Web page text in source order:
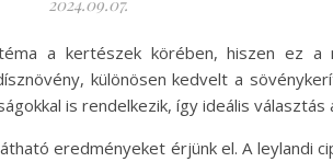
2024.09.07.
a kertészek körében, hiszen ez a
különösen kedvelt a
is rendelkezik, így ideális
eredményeket érjünk el. A leylandi